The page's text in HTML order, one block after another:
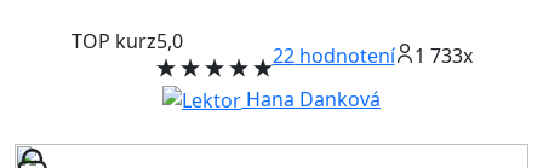
TOP kurz5,0
22hodnotení
1 733x
Hana Danková